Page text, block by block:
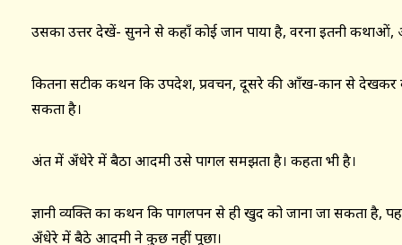
उसका उत्तर देखें- सुनने से कहाँ कोई जान पाया है, वरना इतनी कथाओं,
कितना सटीक कथन कि उपदेश, प्रवचन, दूसरे की आँख-कान से देखकर
सकता है।
अंत में अँधेरे में बैठा आदमी उसे पागल समझता है। कहता भी है।
ज्ञानी व्यक्ति का कथन कि पागलपन से ही खुद को जाना जा सकता है,
अँधेरे में बैठे आदमी ने कुछ नहीं पूछा।